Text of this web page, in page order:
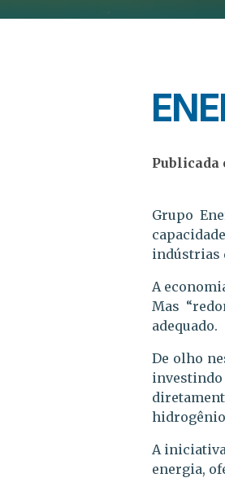
Publicada
Grupo
indústrias
A
Mas
adequado.
De olho
A
energia,